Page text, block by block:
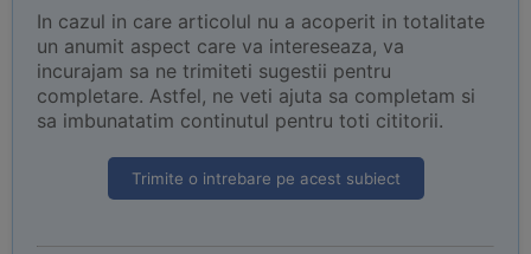
In cazul in care articolul nu a acoperit in totalitate
un anumit aspect care va intereseaza, va
incurajam sa ne trimiteti sugestii pentru
completare. Astfel, ne veti ajuta sa completam si
sa imbunatatim continutul pentru toti cititorii.
Trimite o intrebare pe acest subiect